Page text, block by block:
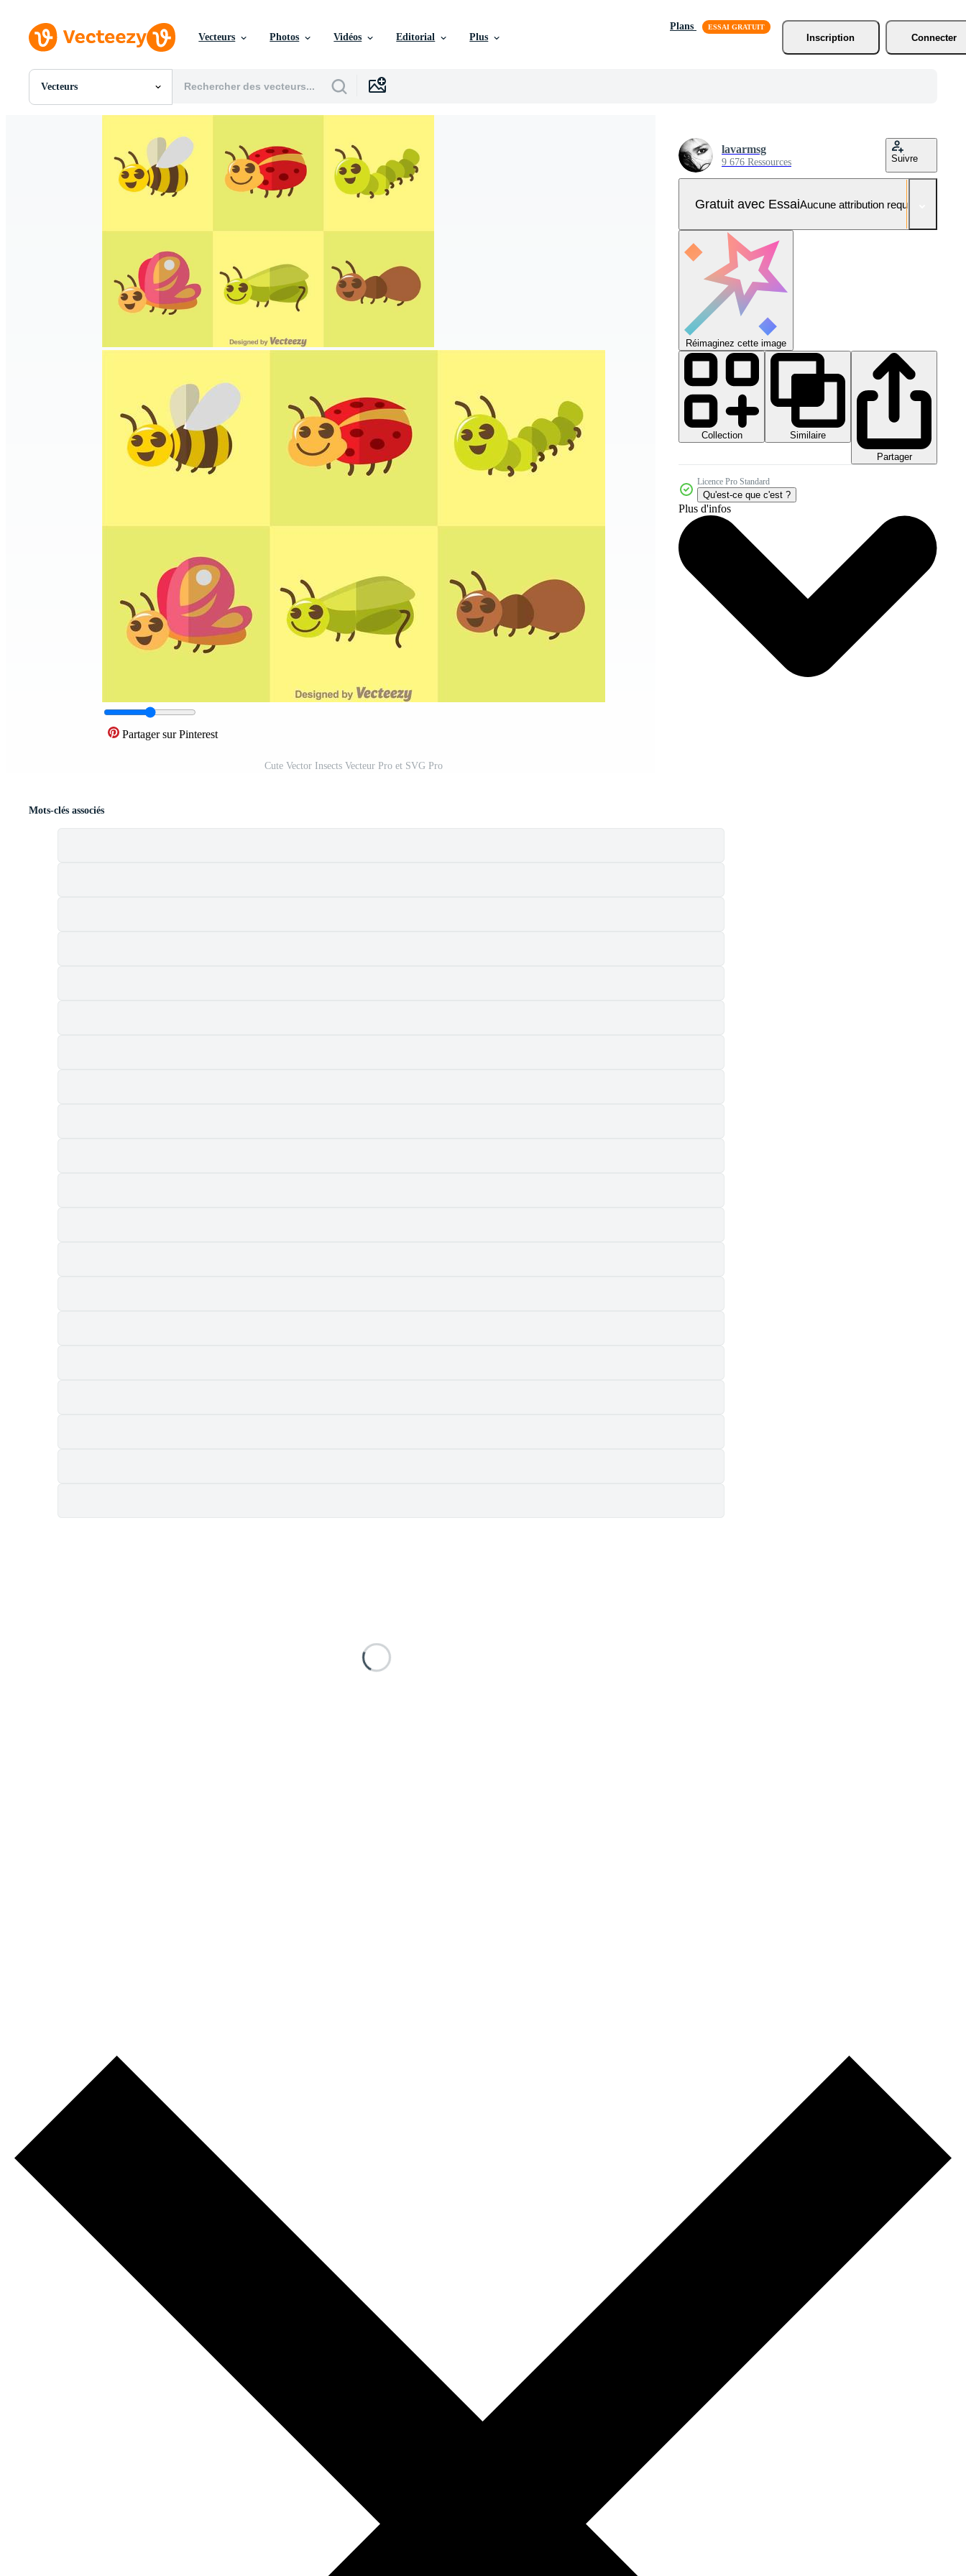
Vecteurs Photos Vidéos Editorial Plus
Plans
Inscription
Connecter
Vecteurs
Toutes Images
Événements Éditoriaux
Partager sur Pinterest
Cute Vector Insects Vecteur Pro et SVG Pro
lavarmsg
9 676 Ressources Suivre
Gratuit avec EssaiAucune attribution requise
Réimaginez cette image
Collection
Similaire
Partager
Licence Pro Standard
Qu'est-ce que c'est ?
Plus d'infos
Mots-clés associés